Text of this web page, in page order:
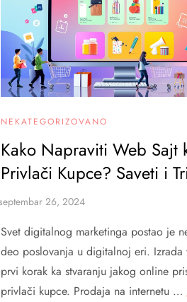
NEKATEGORIZOVANO
Kako Napraviti Web Sajt
Privlači Kupce? Saveti i
Svet digitalnog marketinga postao je
deo poslovanja u digitalnoj eri. Izrada
prvi korak ka stvaranju jakog online
privlači kupce. Prodaja na internetu …